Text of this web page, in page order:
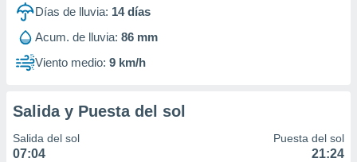
1199Días de lluvia: 14días
Acum. de lluvia: 86 mm
Viento medio: 9 km/h
Salida y Puesta del sol
Salida del sol
07:04
Puesta del sol
21:24